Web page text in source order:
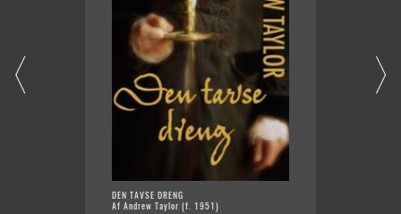
DEN TAVSE DRENG
Af Andrew Taylor (f. 1951)